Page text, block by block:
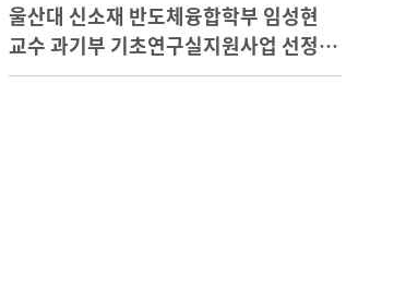
울산대 신소재 반도체융합학부 임성현
교수 과기부 기초연구실지원사업 선정
15억 확보